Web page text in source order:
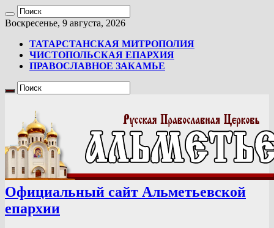
Воскресенье, 9 августа, 2026
ТАТАРСТАНСКАЯ МИТРОПОЛИЯ
ЧИСТОПОЛЬСКАЯ ЕПАРХИЯ
ПРАВОСЛАВНОЕ ЗАКАМЬЕ
Официальный сайт Альметьевской
епархии